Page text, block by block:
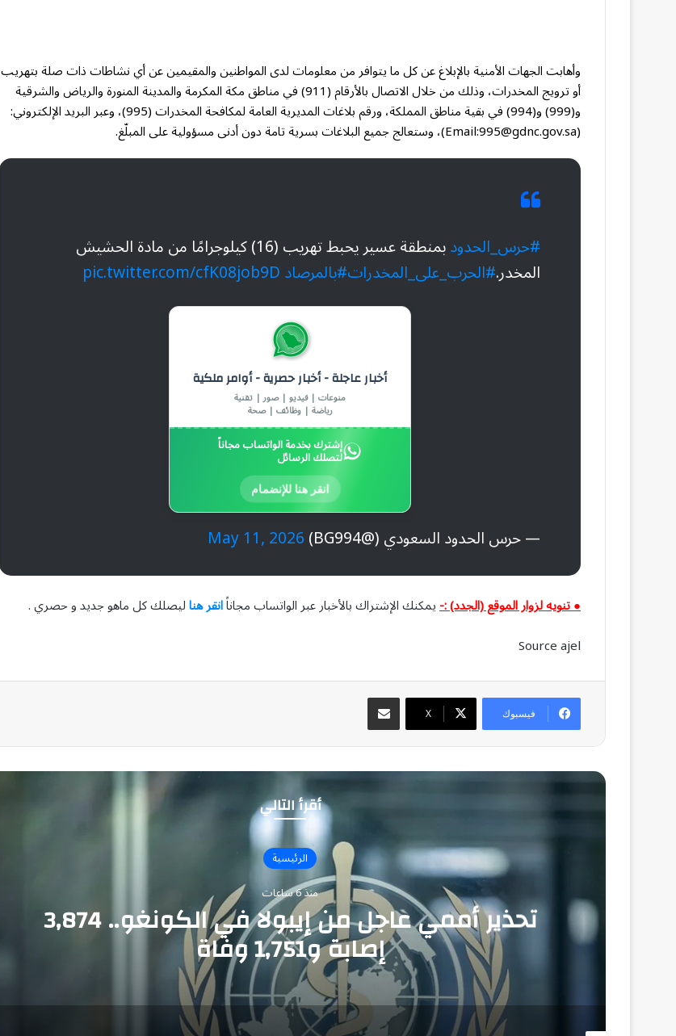
وأهابت الجهات الأمنية بالإبلاغ عن كل ما يتوافر من معلومات لدى المواطنين والمقيمين عن أي نشاطات ذات صلة بتهريب
أو ترويج المخدرات، وذلك من خلال الاتصال بالأرقام (911) في مناطق مكة المكرمة والمدينة المنورة والرياض والشرقية
و(999) و(994) في بقية مناطق المملكة، ورقم بلاغات المديرية العامة لمكافحة المخدرات (995)، وعبر البريد الإلكتروني:
(Email:
995@gdnc.gov.sa )، وستعالج جميع البلاغات بسرية تامة دون أدنى مسؤولية على المبلّغ.
#حرس_الحدود
بمنطقة عسير يحبط تهريب (16) كيلوجرامًا من مادة الحشيش
المخدر.#الحرب_على_المخدرات#بالمرصادpic.twitter.com/cfK08job9D
أخبار عاجلة - أخبار حصرية - أوامر ملكية
منوعات | فيديو | صور | تقنية
رياضة | وظائف | صحة
إشترك بخدمة الواتساب مجاناً
لتصلك الرسائل
انقر هنا للإنضمام
— حرس الحدود السعودي (@BG994) May 11, 2026
● تنويه لزوار الموقع (الجدد) :-يمكنك الإشتراك بالأخبار عبر الواتساب مجاناًانقر هناليصلك كل ماهو جديد و حصري .
Source ajel
فيسبوك ‫X
مشاركة عبر البريد
أقرأ التالي
الرئيسية
منذ 6 ساعات
تحذير أممي عاجل من إيبولا في الكونغو.. 3,874
إصابة و1,751 وفاة